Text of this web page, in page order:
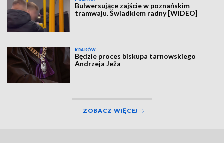
Bulwersujące zajście w poznańskim
tramwaju. Świadkiem radny [WIDEO]
KRAKÓW
Będzie proces biskupa tarnowskiego
Andrzeja Jeża
ZOBACZ WIĘCEJ